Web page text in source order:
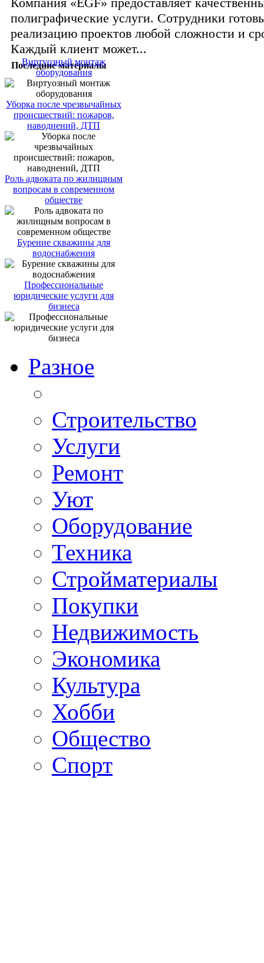
полиграфические услуги. Сотрудники
реализацию проектов любой сложности и
Каждый клиент может...
Последние материалы
Виртуозный монтаж
оборудования
Уборка после чрезвычайных
происшествий: пожаров,
наводнений, ДТП
Роль адвоката по жилищным
вопросам в современном
обществе
Бурение скважины для
водоснабжения
Профессиональные
юридические услуги для
бизнеса
Разное
Строительство
Услуги
Ремонт
Уют
Оборудование
Техника
Стройматериалы
Покупки
Недвижимость
Экономика
Культура
Хобби
Общество
Спорт